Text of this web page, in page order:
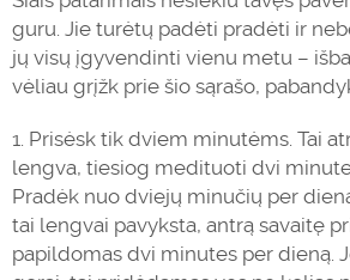
guru. Jie turėtų padėti pradėti ir
jų visų įgyvendinti vienu metu –
vėliau grįžk prie šio sąrašo,
1. Prisėsk tik dviem minutėms. Tai
lengva, tiesiog medituoti dvi
Pradėk nuo dviejų minučių per
tai lengvai pavyksta, antrą savaitę
papildomas dvi minutes per dieną.